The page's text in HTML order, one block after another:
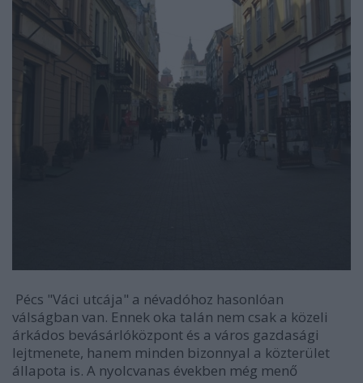
Pécs "Váci utcája" a névadóhoz hasonlóan
válságban van. Ennek oka talán nem csak a közeli
árkádos bevásárlóközpont és a város gazdasági
lejtmenete, hanem minden bizonnyal a közterület
állapota is. A nyolcvanas években még menő